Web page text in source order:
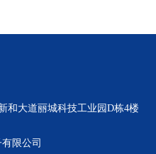
限公司
和大道丽城科技工业园D栋4楼